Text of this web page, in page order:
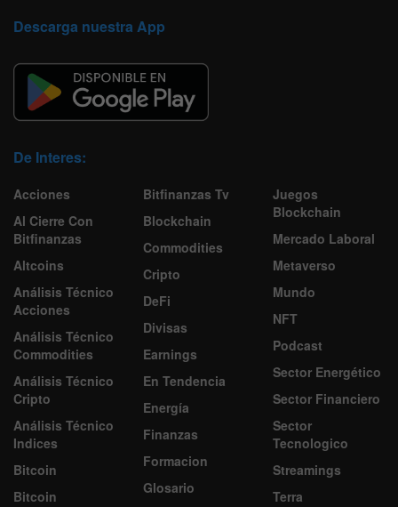
Descarga nuestra App
De Interes:
Acciones
Al Cierre Con
Bitfinanzas
Altcoins
Análisis Técnico
Acciones
Análisis Técnico
Commodities
Análisis Técnico
Cripto
Análisis Técnico
Indices
Bitcoin
Bitcoin
Bitfinanzas Tv
Blockchain
Commodities
Cripto
DeFi
Divisas
Earnings
En Tendencia
Energía
Finanzas
Formacion
Glosario
Juegos
Blockchain
Mercado Laboral
Metaverso
Mundo
NFT
Podcast
Sector Energético
Sector Financiero
Sector
Tecnologico
Streamings
Terra